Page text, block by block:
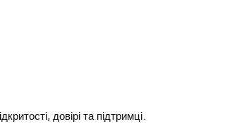
довірі та підтримці.